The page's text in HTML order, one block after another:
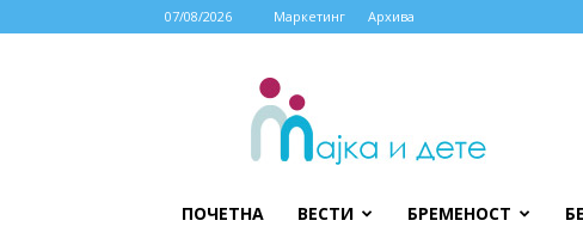
07/08/2026 Маркетинг Архива
МАЈКА
ДЕТЕ
ПОЧЕТНА ВЕСТИ БРЕМЕНОСТ